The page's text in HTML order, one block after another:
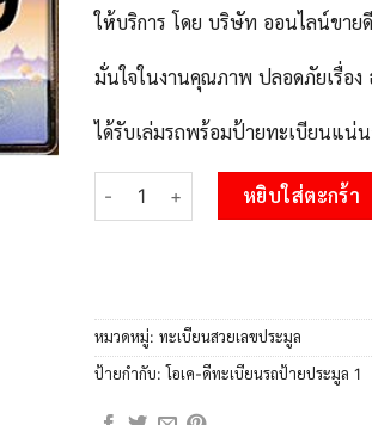
ให้บริการ โดย บริษัท ออนไลน์ขาย
มั่นใจในงานคุณภาพ ปลอดภัยเรื่อง
ได้รับเล่มรถพร้อมป้ายทะเบียนแน่
จำนวน 3.ทะเบียนรถ 6789 เลขปร
หยิบใส่ตะกร้า
หมวดหมู่: ทะเบียนสวยเลขประมูล
ป้ายกำกับ: โอเค-ดีทะเบียนรถป้ายประมูล 1